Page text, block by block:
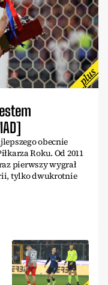
obecnie
Roku. Od 2011
pierwszy wygrał
tylko dwukrotnie